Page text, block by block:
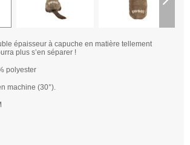
épaisseur à capuche en matière tellement
plus s’en séparer !
polyester
machine (30°).